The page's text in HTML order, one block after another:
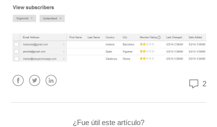
2
¿Fue útil este artículo?